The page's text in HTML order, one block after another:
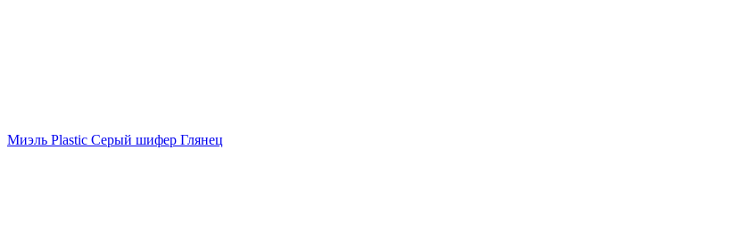
Миэль Plastic Серый шифер Глянец